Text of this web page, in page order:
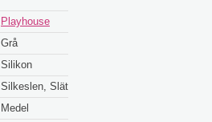
Playhouse
Grå
Silikon
Silkeslen, Slät
Medel